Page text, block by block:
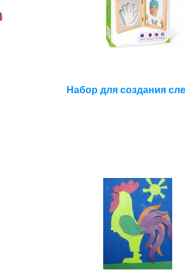
Набор для создания